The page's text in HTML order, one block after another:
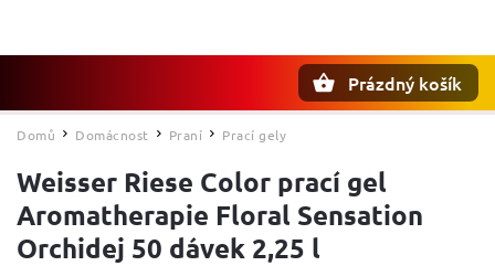
Prázdný košík
Domů / Domácnost / Praní / Prací gely
Weisser Riese Color prací gel
Aromatherapie Floral Sensation
Orchidej 50 dávek 2,25 l